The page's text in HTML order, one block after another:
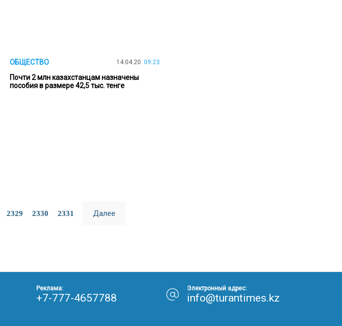
ОБЩЕСТВО 14.04.20 09:23
Почти 2 млн казахстанцам назначены
пособия в размере 42,5 тыс. тенге
2329 2330 2331 Далее
Реклама:
+7-777-4657788
Электронный адрес:
info@turantimes.kz